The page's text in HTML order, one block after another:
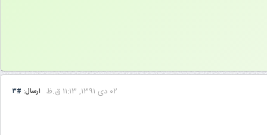
ارسال: #۳ ۰۲ دى ۱۳۹۱, ۱۱:۱۳ ق.ظ